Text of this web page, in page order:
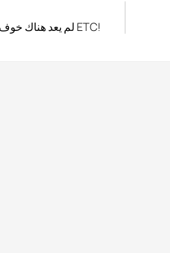
مع تقنية RFID، لم يعد هناك خوف من الاحتكاك بـ ETC!